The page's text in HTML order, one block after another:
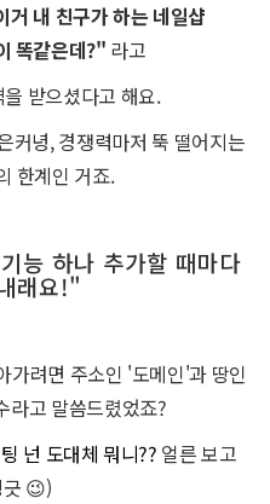
거 내 친구가 하는 네일샵
똑같은데?" 라고
받으셨다고 해요.
커녕, 경쟁력마저 뚝 떨어지는
한계인 거죠.
능 하나 추가할 때마다
래요!"
가려면 주소인 '도메인'과 땅인
라고 말씀드렸었죠?
넌 도대체 뭐니?? 얼른 보고
😉)